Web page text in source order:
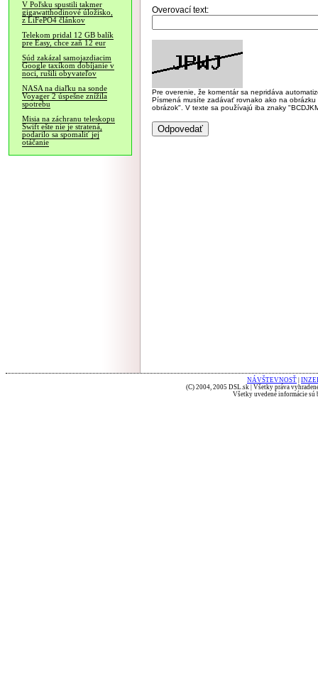
V Poľsku spustili takmer
gigawatthodinové úložisko,
z LiFePO4 článkov
Telekom pridal 12 GB balík
pre Easy, chce zaň 12 eur
Súd zakázal samojazdiacim
Google taxíkom dobíjanie v
noci, rušili obyvateľov
NASA na diaľku na sonde
Voyager 2 úspešne znížila
spotrebu
Misia na záchranu teleskopu
Swift ešte nie je stratená,
podarilo sa spomaliť jej
otáčanie
Overovací text:
Pre overenie, že komentár sa nepridáva
Písmená musíte zadávať rovnako ako na
obrázok". V texte sa používajú iba znaky
NÁVŠTEVNOSŤ
(C) 2004, 2005 DSL.sk | Všetky práva
Všetky uvedené informácie sú